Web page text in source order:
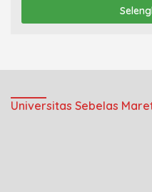
Universitas Sebelas